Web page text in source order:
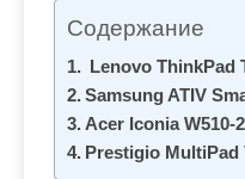
Содержание
Lenovo ThinkPad
Samsung ATIV
Acer Iconia W510-
Prestigio MultiPad